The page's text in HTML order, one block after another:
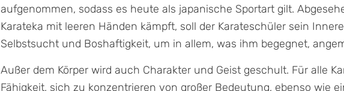
aufgenommen, sodass es heute als japanische Sportart gilt.
Karateka mit leeren Händen kämpft, soll der Karateschüler sein
Selbstsucht und Boshaftigkeit, um in allem, was ihm begegnet,
Außer dem Körper wird auch Charakter und Geist geschult. Für alle
Fähigkeit, sich zu konzentrieren von großer Bedeutung, ebenso wie